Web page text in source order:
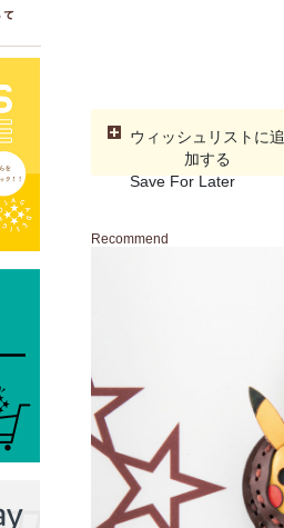
ウィッシュリストに追
加する
Save For Later
Recommend